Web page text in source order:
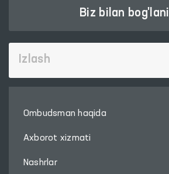
Biz bilan
Ombudsman haqida
Axborot xizmati
Nashrlar